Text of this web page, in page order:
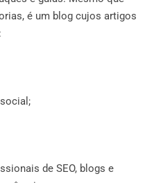
é um blog cujos artigos
de SEO, blogs e